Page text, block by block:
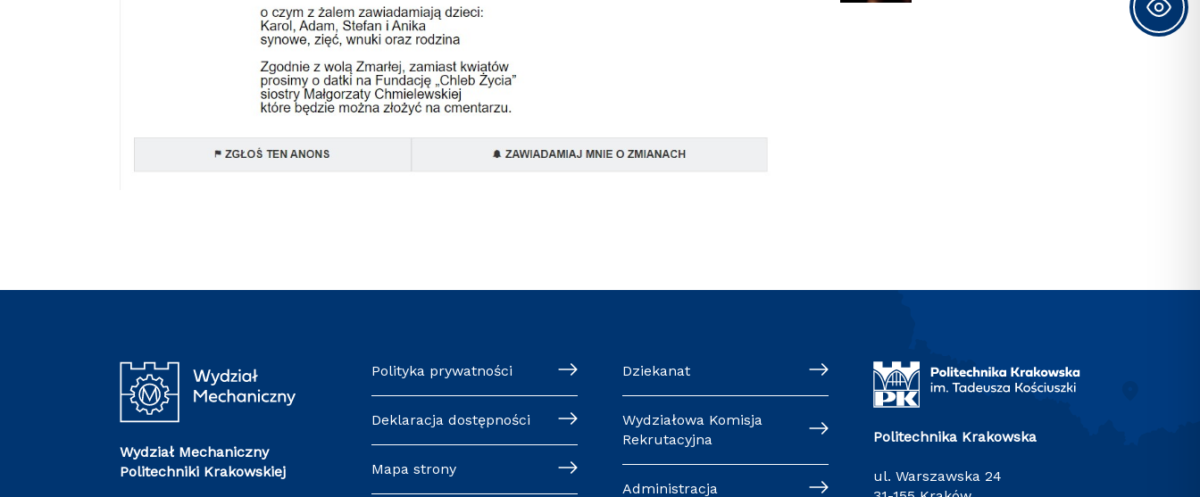
Wydział Mechaniczny
Politechniki Krakowskiej
Polityka prywatności
Deklaracja dostępności
Mapa strony
Dziekanat
Wydziałowa Komisja
Rekrutacyjna
Administracja
Politechnika Krakowska
ul. Warszawska 24